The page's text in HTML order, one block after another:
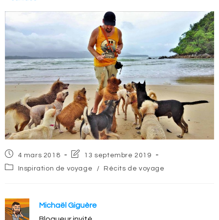
Post
published:
4 mars 2018
Post
modified:
13 septembre 2019
PostInspiration de voyage / Récits de voyage
Michaël Giguère